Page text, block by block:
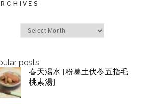
posts
春天湯水 [粉葛土伏苓五指毛
桃素湯]